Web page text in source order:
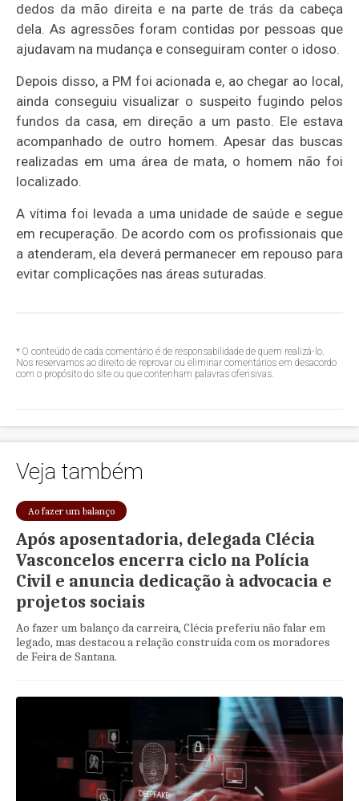
dedos da mão direita e na parte de trás da cabeça
dela. As agressões foram contidas por pessoas que
ajudavam na mudança e conseguiram conter o idoso.
Depois disso, a PM foi acionada e, ao chegar ao local,
ainda conseguiu visualizar o suspeito fugindo pelos
fundos da casa, em direção a um pasto. Ele estava
acompanhado de outro homem. Apesar das buscas
realizadas em uma área de mata, o homem não foi
localizado.
A vítima foi levada a uma unidade de saúde e segue
em recuperação. De acordo com os profissionais que
a atenderam, ela deverá permanecer em repouso para
evitar complicações nas áreas suturadas.
* O conteúdo de cada comentário é de responsabilidade de quem realizá-lo.
Nos reservamos ao direito de reprovar ou eliminar comentários em desacordo
com o propósito do site ou que contenham palavras ofensivas.
Veja também
Ao fazer um balanço
Após aposentadoria, delegada Clécia
Vasconcelos encerra ciclo na Polícia
Civil e anuncia dedicação à advocacia e
projetos sociais
Ao fazer um balanço da carreira, Clécia preferiu não falar em
legado, mas destacou a relação construída com os moradores
de Feira de Santana.